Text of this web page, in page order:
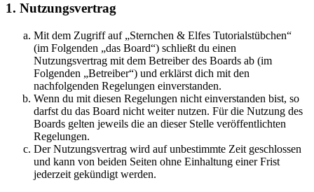
1. Nutzungsvertrag
Mit dem Zugriff auf „Sternchen & Elfes Tutorialstübchen“
(im Folgenden „das Board“) schließt du einen
Nutzungsvertrag mit dem Betreiber des Boards ab (im
Folgenden „Betreiber“) und erklärst dich mit den
nachfolgenden Regelungen einverstanden.
Wenn du mit diesen Regelungen nicht einverstanden bist, so
darfst du das Board nicht weiter nutzen. Für die Nutzung des
Boards gelten jeweils die an dieser Stelle veröffentlichten
Regelungen.
Der Nutzungsvertrag wird auf unbestimmte Zeit geschlossen
und kann von beiden Seiten ohne Einhaltung einer Frist
jederzeit gekündigt werden.